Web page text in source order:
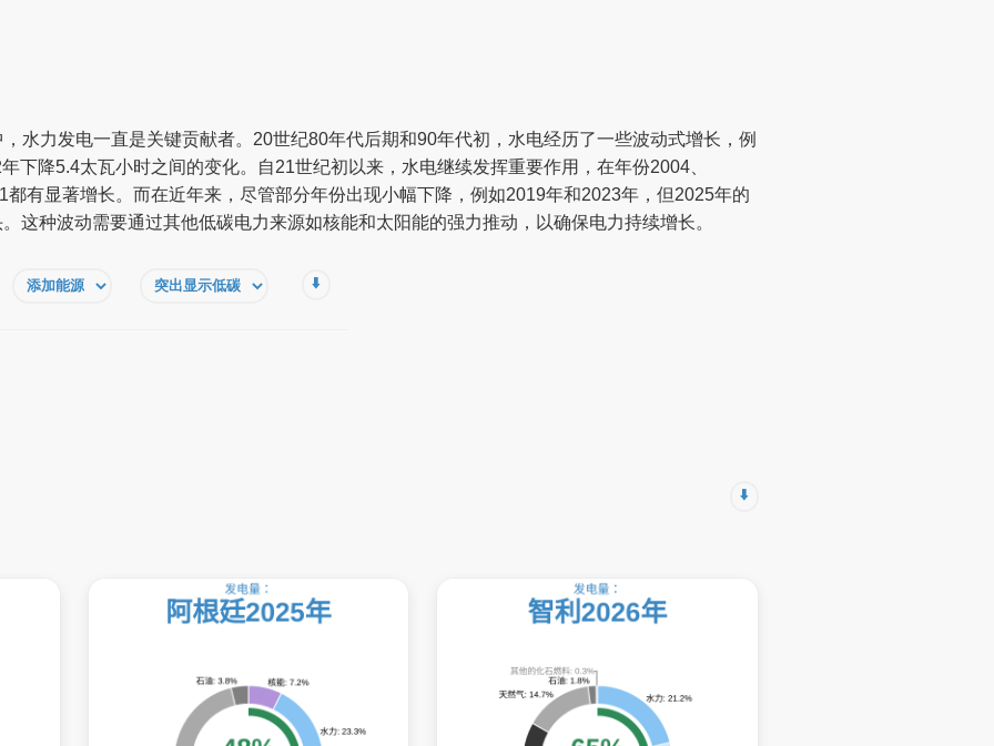
水力发电一直是关键贡献者。20世纪80年代后期和90年代初，水电经历了一些波动式增长，例
下降5.4太瓦小时之间的变化。自21世纪初以来，水电继续发挥重要作用，在年份2004、
有显著增长。而在近年来，尽管部分年份出现小幅下降，例如2019年和2023年，但2025年的
这种波动需要通过其他低碳电力来源如核能和太阳能的强力推动，以确保电力持续增长。
⬇️
⬇️